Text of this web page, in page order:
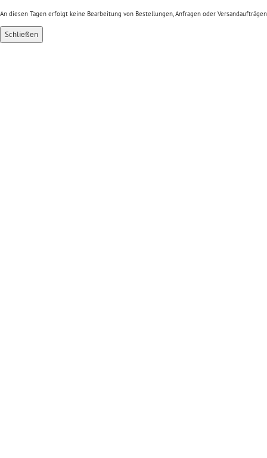
An diesen Tagen erfolgt keine Bearbeitung von Bestellungen, Anfragen oder
Schließen